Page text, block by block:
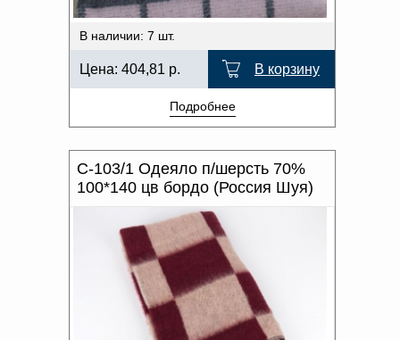
В наличии: 7 шт.
Цена: 404,81 р. В корзину
Подробнее
С-103/1 Одеяло п/шерсть 70%
100*140 цв бордо (Россия Шуя)